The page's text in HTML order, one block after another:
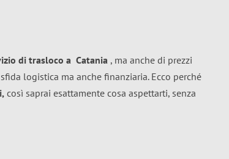
di trasloco a Catania , ma anche di prezzi
logistica ma anche finanziaria. Ecco perché
così saprai esattamente cosa aspettarti, senza